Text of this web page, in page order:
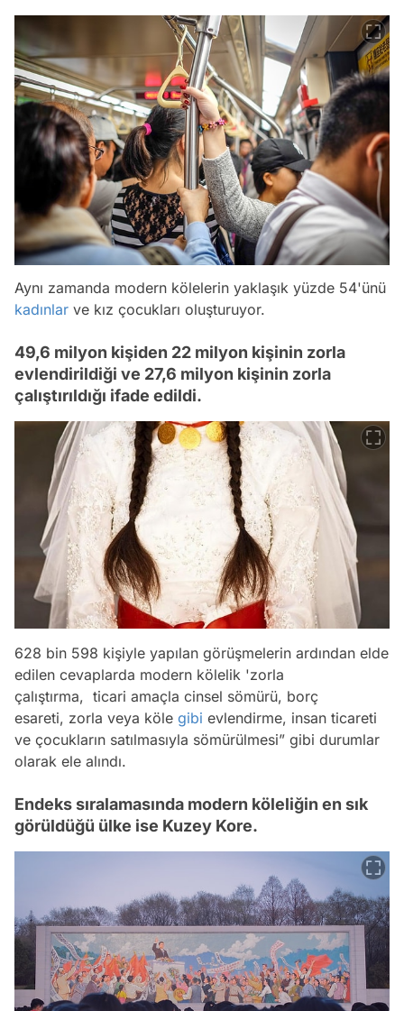
Aynı zamanda modern kölelerin yaklaşık yüzde 54'ünü
kadınlar ve kız çocukları oluşturuyor.
49,6 milyon kişiden 22 milyon kişinin zorla
evlendirildiği ve 27,6 milyon kişinin zorla
çalıştırıldığı ifade edildi.
628 bin 598 kişiyle yapılan görüşmelerin ardından elde
edilen cevaplarda modern kölelik 'zorla
çalıştırma, ticari amaçla cinsel sömürü, borç
esareti, zorla veya köle gibi evlendirme, insan ticareti
ve çocukların satılmasıyla sömürülmesi” gibi durumlar
olarak ele alındı.
Endeks sıralamasında modern köleliğin en sık
görüldüğü ülke ise Kuzey Kore.